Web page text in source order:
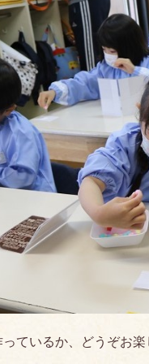
ているか、どうぞお